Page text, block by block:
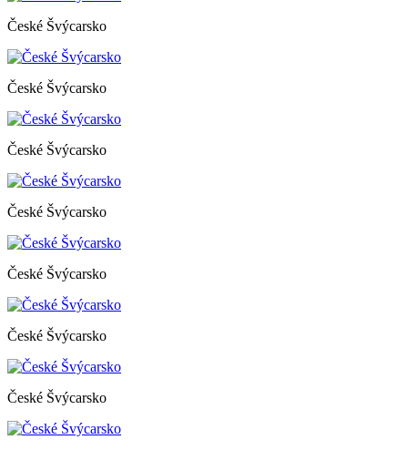
České Švýcarsko
České Švýcarsko
České Švýcarsko
České Švýcarsko
České Švýcarsko
České Švýcarsko
České Švýcarsko